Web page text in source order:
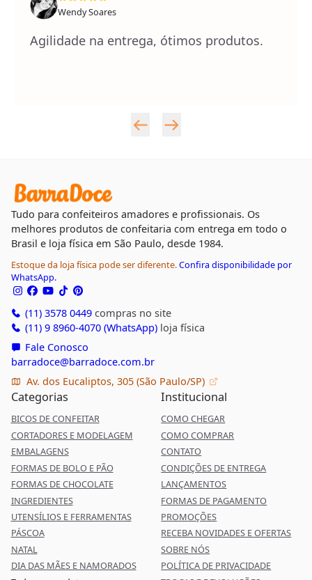
Wendy Soares
Agilidade na entrega, ótimos produtos.
Tudo para confeiteiros amadores e profissionais. Os
melhores produtos de confeitaria com entrega em todo o
Brasil e loja física em São Paulo, desde 1984.
Estoque da loja física pode ser diferente.Confira disponibilidade por
WhatsApp.
(11) 3578 0449compras no site
(11) 9 8960-4070 (WhatsApp)loja física
Fale Conosco
barradoce@barradoce.com.br
Av. dos Eucaliptos, 305 (São Paulo/SP)
Categorias
BICOS DE CONFEITAR
CORTADORES E MODELAGEM
EMBALAGENS
FORMAS DE BOLO E PÃO
FORMAS DE CHOCOLATE
INGREDIENTES
UTENSÍLIOS E FERRAMENTAS
PÁSCOA
NATAL
DIA DAS MÃES E NAMORADOS
Institucional
COMO CHEGAR
COMO COMPRAR
CONTATO
CONDIÇÕES DE ENTREGA
LANÇAMENTOS
FORMAS DE PAGAMENTO
PROMOÇÕES
RECEBA NOVIDADES E OFERTAS
SOBRE NÓS
POLÍTICA DE PRIVACIDADE